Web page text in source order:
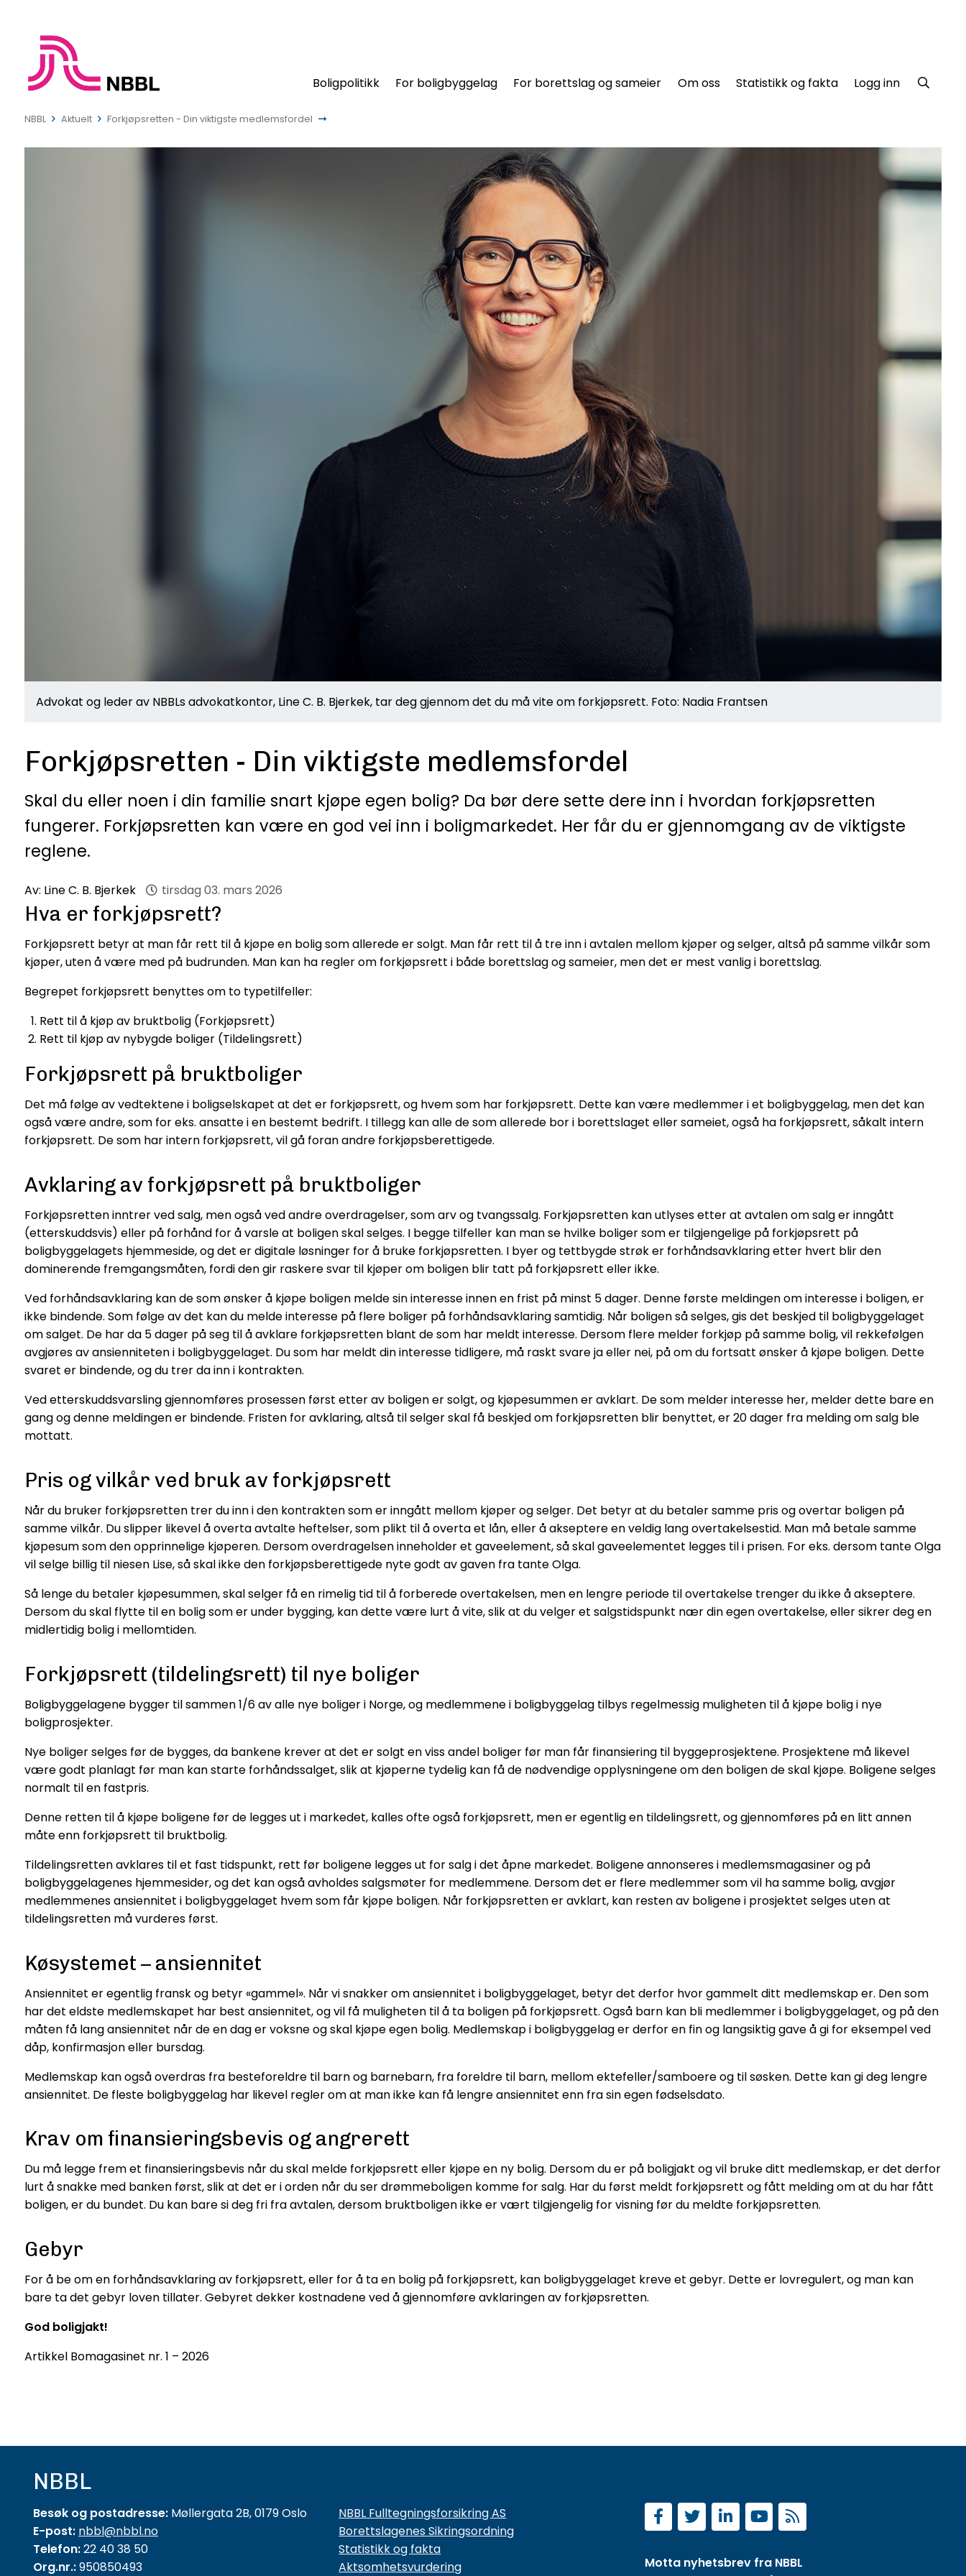
Boligpolitikk For boligbyggelag For borettslag og sameier Om oss Statistikk og fakta Logg inn
NBBL Aktuelt Forkjøpsretten - Din viktigste medlemsfordel
Advokat og leder av NBBLs advokatkontor, Line C. B. Bjerkek, tar deg gjennom det du må vite om forkjøpsrett. Foto: Nadia Frantsen
Forkjøpsretten - Din viktigste medlemsfordel
Skal du eller noen i din familie snart kjøpe egen bolig? Da bør dere sette dere inn i hvordan forkjøpsretten
fungerer. Forkjøpsretten kan være en god vei inn i boligmarkedet. Her får du er gjennomgang av de viktigste
reglene.
Av: Line C. B. Bjerkek tirsdag 03. mars 2026
Hva er forkjøpsrett?
Forkjøpsrett betyr at man får rett til å kjøpe en bolig som allerede er solgt. Man får rett til å tre inn i avtalen mellom kjøper og selger, altså på samme vilkår som
kjøper, uten å være med på budrunden. Man kan ha regler om forkjøpsrett i både borettslag og sameier, men det er mest vanlig i borettslag.
Begrepet forkjøpsrett benyttes om to typetilfeller:
Rett til å kjøp av bruktbolig (Forkjøpsrett)
Rett til kjøp av nybygde boliger (Tildelingsrett)
Forkjøpsrett på bruktboliger
Det må følge av vedtektene i boligselskapet at det er forkjøpsrett, og hvem som har forkjøpsrett. Dette kan være medlemmer i et boligbyggelag, men det kan
også være andre, som for eks. ansatte i en bestemt bedrift. I tillegg kan alle de som allerede bor i borettslaget eller sameiet, også ha forkjøpsrett, såkalt intern
forkjøpsrett. De som har intern forkjøpsrett, vil gå foran andre forkjøpsberettigede.
Avklaring av forkjøpsrett på bruktboliger
Forkjøpsretten inntrer ved salg, men også ved andre overdragelser, som arv og tvangssalg. Forkjøpsretten kan utlyses etter at avtalen om salg er inngått
(etterskuddsvis) eller på forhånd for å varsle at boligen skal selges. I begge tilfeller kan man se hvilke boliger som er tilgjengelige på forkjøpsrett på
boligbyggelagets hjemmeside, og det er digitale løsninger for å bruke forkjøpsretten. I byer og tettbygde strøk er forhåndsavklaring etter hvert blir den
dominerende fremgangsmåten, fordi den gir raskere svar til kjøper om boligen blir tatt på forkjøpsrett eller ikke.
Ved forhåndsavklaring kan de som ønsker å kjøpe boligen melde sin interesse innen en frist på minst 5 dager. Denne første meldingen om interesse i boligen, er
ikke bindende. Som følge av det kan du melde interesse på flere boliger på forhåndsavklaring samtidig. Når boligen så selges, gis det beskjed til boligbyggelaget
om salget. De har da 5 dager på seg til å avklare forkjøpsretten blant de som har meldt interesse. Dersom flere melder forkjøp på samme bolig, vil rekkefølgen
avgjøres av ansienniteten i boligbyggelaget. Du som har meldt din interesse tidligere, må raskt svare ja eller nei, på om du fortsatt ønsker å kjøpe boligen. Dette
svaret er bindende, og du trer da inn i kontrakten.
Ved etterskuddsvarsling gjennomføres prosessen først etter av boligen er solgt, og kjøpesummen er avklart. De som melder interesse her, melder dette bare en
gang og denne meldingen er bindende. Fristen for avklaring, altså til selger skal få beskjed om forkjøpsretten blir benyttet, er 20 dager fra melding om salg ble
mottatt.
Pris og vilkår ved bruk av forkjøpsrett
Når du bruker forkjøpsretten trer du inn i den kontrakten som er inngått mellom kjøper og selger. Det betyr at du betaler samme pris og overtar boligen på
samme vilkår. Du slipper likevel å overta avtalte heftelser, som plikt til å overta et lån, eller å akseptere en veldig lang overtakelsestid. Man må betale samme
kjøpesum som den opprinnelige kjøperen. Dersom overdragelsen inneholder et gaveelement, så skal gaveelementet legges til i prisen. For eks. dersom tante Olga
vil selge billig til niesen Lise, så skal ikke den forkjøpsberettigede nyte godt av gaven fra tante Olga.
Så lenge du betaler kjøpesummen, skal selger få en rimelig tid til å forberede overtakelsen, men en lengre periode til overtakelse trenger du ikke å akseptere.
Dersom du skal flytte til en bolig som er under bygging, kan dette være lurt å vite, slik at du velger et salgstidspunkt nær din egen overtakelse, eller sikrer deg en
midlertidig bolig i mellomtiden.
Forkjøpsrett (tildelingsrett) til nye boliger
Boligbyggelagene bygger til sammen 1/6 av alle nye boliger i Norge, og medlemmene i boligbyggelag tilbys regelmessig muligheten til å kjøpe bolig i nye
boligprosjekter.
Nye boliger selges før de bygges, da bankene krever at det er solgt en viss andel boliger før man får finansiering til byggeprosjektene. Prosjektene må likevel
være godt planlagt før man kan starte forhåndssalget, slik at kjøperne tydelig kan få de nødvendige opplysningene om den boligen de skal kjøpe. Boligene selges
normalt til en fastpris.
Denne retten til å kjøpe boligene før de legges ut i markedet, kalles ofte også forkjøpsrett, men er egentlig en tildelingsrett, og gjennomføres på en litt annen
måte enn forkjøpsrett til bruktbolig.
Tildelingsretten avklares til et fast tidspunkt, rett før boligene legges ut for salg i det åpne markedet. Boligene annonseres i medlemsmagasiner og på
boligbyggelagenes hjemmesider, og det kan også avholdes salgsmøter for medlemmene. Dersom det er flere medlemmer som vil ha samme bolig, avgjør
medlemmenes ansiennitet i boligbyggelaget hvem som får kjøpe boligen. Når forkjøpsretten er avklart, kan resten av boligene i prosjektet selges uten at
tildelingsretten må vurderes først.
Køsystemet – ansiennitet
Ansiennitet er egentlig fransk og betyr «gammel». Når vi snakker om ansiennitet i boligbyggelaget, betyr det derfor hvor gammelt ditt medlemskap er. Den som
har det eldste medlemskapet har best ansiennitet, og vil få muligheten til å ta boligen på forkjøpsrett. Også barn kan bli medlemmer i boligbyggelaget, og på den
måten få lang ansiennitet når de en dag er voksne og skal kjøpe egen bolig. Medlemskap i boligbyggelag er derfor en fin og langsiktig gave å gi for eksempel ved
dåp, konfirmasjon eller bursdag.
Medlemskap kan også overdras fra besteforeldre til barn og barnebarn, fra foreldre til barn, mellom ektefeller/samboere og til søsken. Dette kan gi deg lengre
ansiennitet. De fleste boligbyggelag har likevel regler om at man ikke kan få lengre ansiennitet enn fra sin egen fødselsdato.
Krav om finansieringsbevis og angrerett
Du må legge frem et finansieringsbevis når du skal melde forkjøpsrett eller kjøpe en ny bolig. Dersom du er på boligjakt og vil bruke ditt medlemskap, er det derfor
lurt å snakke med banken først, slik at det er i orden når du ser drømmeboligen komme for salg. Har du først meldt forkjøpsrett og fått melding om at du har fått
boligen, er du bundet. Du kan bare si deg fri fra avtalen, dersom bruktboligen ikke er vært tilgjengelig for visning før du meldte forkjøpsretten.
Gebyr
For å be om en forhåndsavklaring av forkjøpsrett, eller for å ta en bolig på forkjøpsrett, kan boligbyggelaget kreve et gebyr. Dette er lovregulert, og man kan
bare ta det gebyr loven tillater. Gebyret dekker kostnadene ved å gjennomføre avklaringen av forkjøpsretten.
God boligjakt!
Artikkel Bomagasinet nr. 1 – 2026
NBBL
Besøk og postadresse: Møllergata 2B, 0179 Oslo
E-post: nbbl@nbbl.no
Telefon:22 40 38 50
Org.nr.:950850493
NBBL Fulltegningsforsikring AS
Borettslagenes Sikringsordning
Statistikk og fakta
Aktsomhetsvurdering
Motta nyhetsbrev fra NBBL